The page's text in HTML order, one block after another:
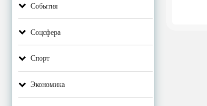
События
Соцсфера
Спорт
Экономика